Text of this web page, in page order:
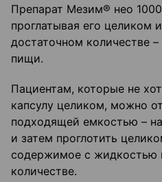
Препарат Мезим® нео
проглатывая его целиком
достаточном количестве
пищи.
Пациентам, которые не
капсулу целиком, можно
подходящей емкостью –
и затем проглотить
содержимое с жидкостью
количестве.